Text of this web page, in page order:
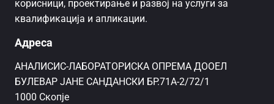
корисници, проектирање и развој на услуги за
квалификација и апликации.
Адреса
AНАЛИСИС-ЛАБОРАТОРИСКА ОПРЕМА ДООЕЛ
БУЛЕВАР ЈАНЕ САНДАНСКИ БР.71А-2/72/1
1000 Скопје